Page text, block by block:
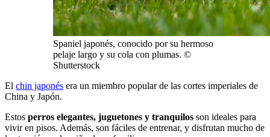
Spaniel japonés, conocido por su hermoso
pelaje largo y su cola con plumas. ©
Shutterstock
El chin japonés era un miembro popular de las cortes imperiales de
China y Japón.
Estos perros elegantes, juguetones y tranquilos son ideales para
vivir en pisos. Además, son fáciles de entrenar, y disfrutan mucho de